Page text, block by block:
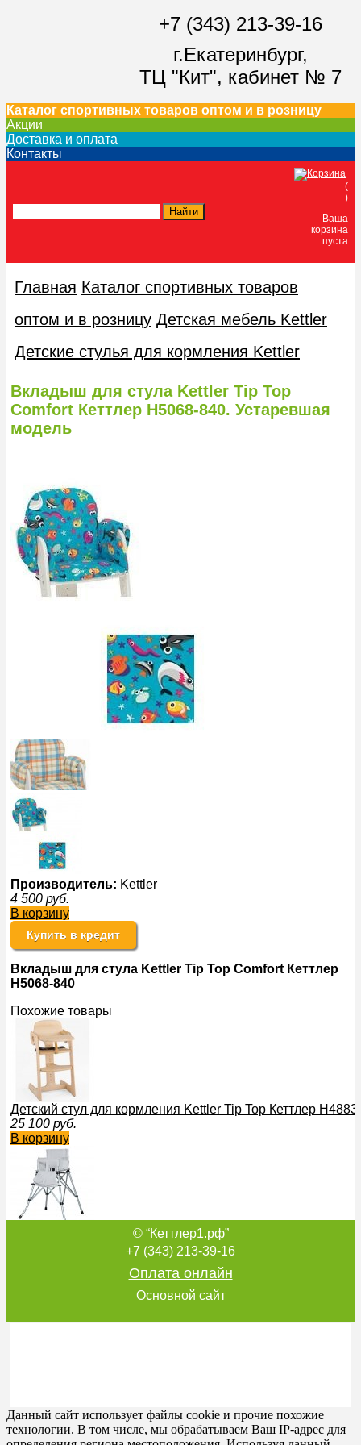
+7 (343) 213-39-16
г.Екатеринбург,
ТЦ "Кит", кабинет № 7
Каталог спортивных товаров оптом и в розницу
Акции
Доставка и оплата
Контакты
(
)
Ваша
корзина
пуста
Главная Каталог спортивных товаров
оптом и в розницу Детская мебель Kettler
Детские стулья для кормления Kettler
Вкладыш для стула Kettler Tip Top
Comfort Кеттлер Н5068-840. Устаревшая
модель
Производитель: Kettler
4 500 руб.
В корзину
Купить в кредит
Вкладыш для стула Kettler Tip Top Comfort Кеттлер
Н5068-840
Похожие товары
Детский стул для кормления Kettler Tip Top Кеттлер
25 100 руб.
В корзину
Стульчик для кормления One2Stay Kettler P71848* Кеттлер
© “Кеттлер1.рф”
+7 (343) 213-39-16
Оплата онлайн
Основной сайт
Данный сайт использует файлы cookie и прочие похожие
технологии. В том числе, мы обрабатываем Ваш IP-адрес для